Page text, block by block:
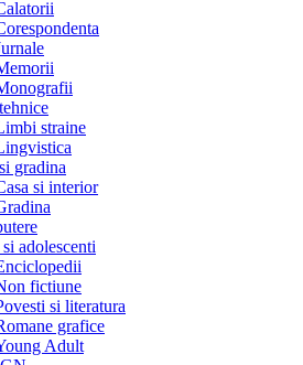
straine
gradina
si interior
adolescenti
fictiune
si literatura
grafice
Adult